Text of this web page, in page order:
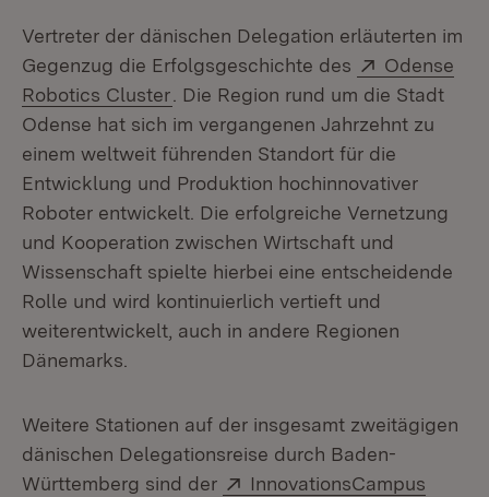
Vertreter der dänischen Delegation erläuterten im
Gegenzug die Erfolgsgeschichte des
Extern:
Odense
Robotics Cluster (Öffnet in neuem Fenster)
. Die Region rund um die Stadt
Odense hat sich im vergangenen Jahrzehnt zu
einem weltweit führenden Standort für die
Entwicklung und Produktion hochinnovativer
Roboter entwickelt. Die erfolgreiche Vernetzung
und Kooperation zwischen Wirtschaft und
Wissenschaft spielte hierbei eine entscheidende
Rolle und wird kontinuierlich vertieft und
weiterentwickelt, auch in andere Regionen
Dänemarks.
Weitere Stationen auf der insgesamt zweitägigen
dänischen Delegationsreise durch Baden-
Württemberg sind der
Extern:
InnovationsCampus